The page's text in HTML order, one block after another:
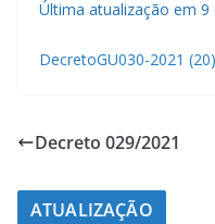
Última atualização em 9
DecretoGU030-2021 (20)
Decreto 029/2021
ATUALIZAÇÃO